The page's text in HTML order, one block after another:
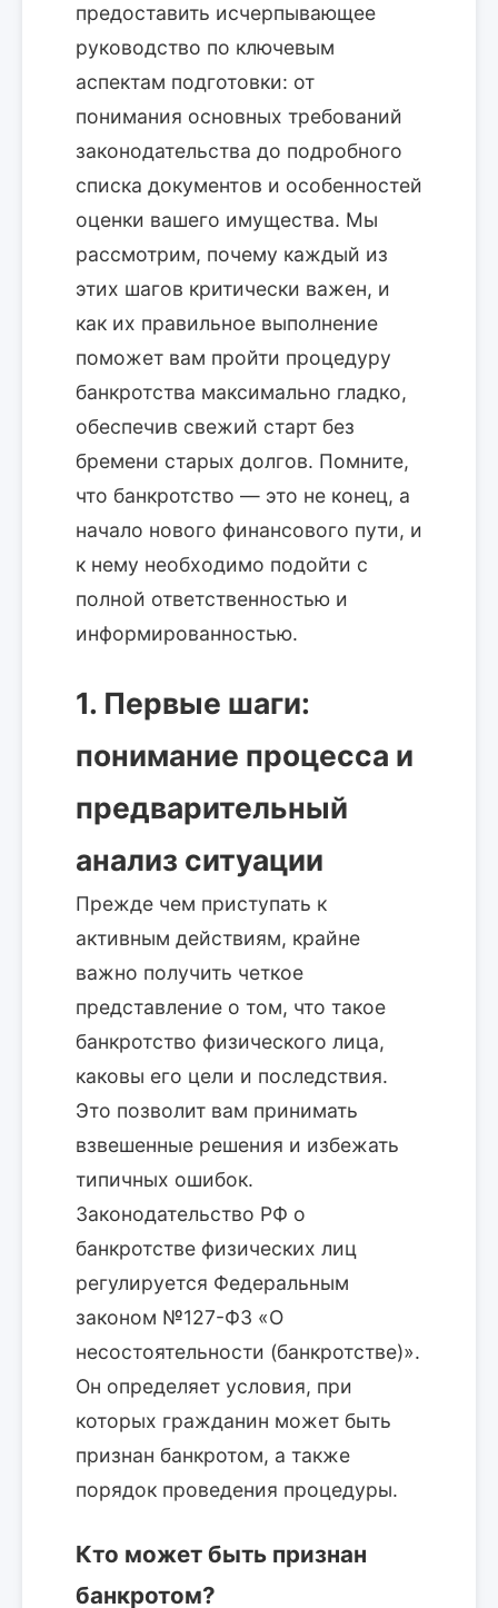
предоставить исчерпывающее
руководство по ключевым
аспектам подготовки: от
понимания основных требований
законодательства до подробного
списка документов и особенностей
оценки вашего имущества. Мы
рассмотрим, почему каждый из
этих шагов критически важен, и
как их правильное выполнение
поможет вам пройти процедуру
банкротства максимально гладко,
обеспечив свежий старт без
бремени старых долгов. Помните,
что банкротство — это не конец, а
начало нового финансового пути, и
к нему необходимо подойти с
полной ответственностью и
информированностью.
1. Первые шаги:
понимание процесса и
предварительный
анализ ситуации
Прежде чем приступать к
активным действиям, крайне
важно получить четкое
представление о том, что такое
банкротство физического лица,
каковы его цели и последствия.
Это позволит вам принимать
взвешенные решения и избежать
типичных ошибок.
Законодательство РФ о
банкротстве физических лиц
регулируется Федеральным
законом №127-ФЗ «О
несостоятельности (банкротстве)».
Он определяет условия, при
которых гражданин может быть
признан банкротом, а также
порядок проведения процедуры.
Кто может быть признан
банкротом?